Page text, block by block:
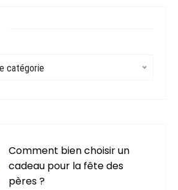
catégorie
Comment bien choisir un
cadeau pour la fête des
pères ?